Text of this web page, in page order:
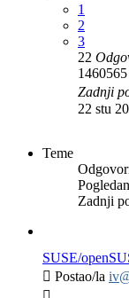
1
2
3
22
1460565
Zadnji
22 stu
Teme
Zadnji
SUSE/
Postao/la